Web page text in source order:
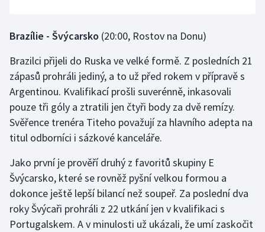
Brazílie - Švýcarsko (20:00, Rostov na Donu)
Brazilci přijeli do Ruska ve velké formě. Z posledních 21
zápasů prohráli jediný, a to už před rokem v přípravě s
Argentinou. Kvalifikací prošli suverénně, inkasovali
pouze tři góly a ztratili jen čtyři body za dvě remízy.
Svěřence trenéra Titeho považují za hlavního adepta na
titul odborníci i sázkové kanceláře.
Jako první je prověří druhý z favoritů skupiny E
Švýcarsko, které se rovněž pyšní velkou formou a
dokonce ještě lepší bilancí než soupeř. Za poslední dva
roky Švýcaři prohráli z 22 utkání jen v kvalifikaci s
Portugalskem. A v minulosti už ukázali, že umí zaskočit